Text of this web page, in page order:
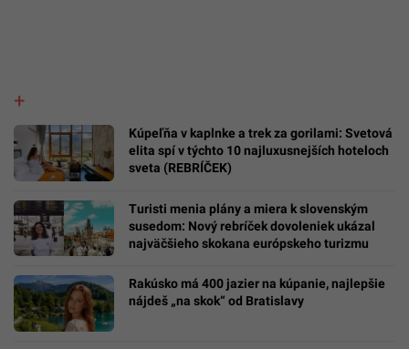
Kúpeľňa v kaplnke a trek za gorilami: Svetová
elita spí v týchto 10 najluxusnejších hoteloch
sveta (REBRÍČEK)
Turisti menia plány a miera k slovenským
susedom: Nový rebríček dovoleniek ukázal
najväčšieho skokana európskeho turizmu
Rakúsko má 400 jazier na kúpanie, najlepšie
nájdeš „na skok“ od Bratislavy